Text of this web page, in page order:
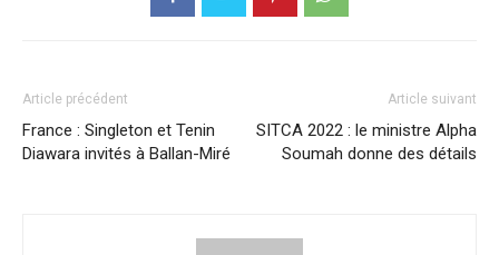
Article précédent
France : Singleton et Tenin
Diawara invités à Ballan-Miré
Article suivant
SITCA 2022 : le ministre Alpha
Soumah donne des détails